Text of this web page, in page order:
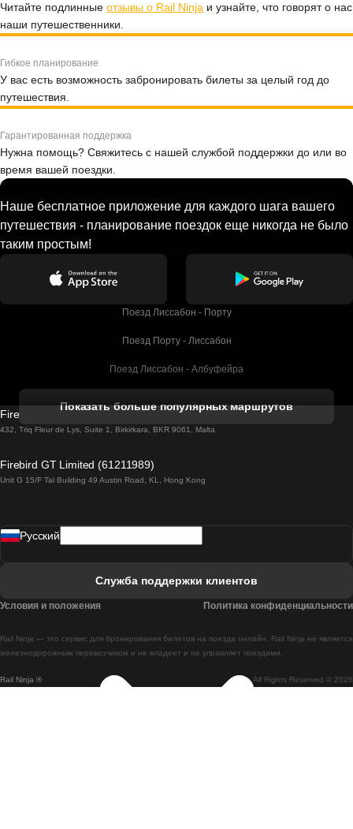
Читайте подлинные отзывы о Rail Ninja и узнайте, что говорят о нас
наши путешественники.
Гибкое планирование
У вас есть возможность забронировать билеты за целый год до
путешествия.
Гарантированная поддержка
Нужна помощь? Свяжитесь с нашей службой поддержки до или во
время вашей поездки.
Наше бесплатное приложение для каждого шага вашего
путешествия - планирование поездок еще никогда не было
таким простым!
Поезд Лиссабон - Порту
Поезд Порту - Лиссабон
Поезд Лиссабон - Албуфейра
Поезд Лиссабон - Лагос
Поезд Лиссабон - Мадрид
Поезд Лиссабон - Брага
Поезд Брага - Лиссабон
Показать больше популярных маршрутов
Firebird GT Limited (OC 1451)
432, Triq Fleur de Lys, Suite 1, Birkirkara, BKR 9061, Malta
Firebird GT Limited (61211989)
Unit G 15/F Tal Building 49 Austin Road, KL, Hong Kong
Rail Ninja ® All Rights Reserved © 2026
Rail Ninja — это сервис для бронирования билетов на поезда онлайн. Rail Ninja не является
железнодорожным перевозчиком и не владеет и не управляет поездами.
Pусский
Служба поддержки клиентов
Условия и положения Политика конфиденциальности